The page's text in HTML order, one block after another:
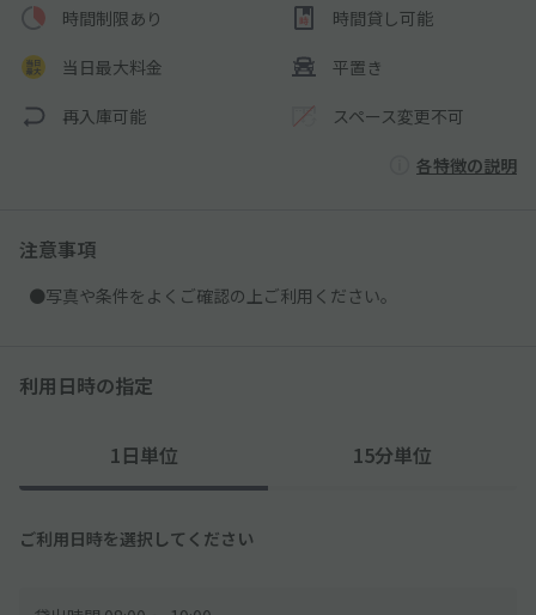
時間制限あり 時間貸し可能
当日最大料金 平置き
再入庫可能 スペース変更不可
各特徴の説明
注意事項
●写真や条件をよくご確認の上ご利用ください。
利用日時の指定
1日単位 15分単位
ご利用日時を選択してください